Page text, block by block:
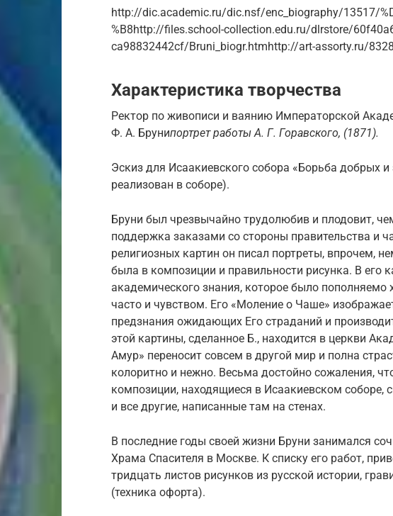
http://dic.academic.ru/dic.nsf/enc_biography/13517/
%B8http://files.school-collection.edu.ru/dlrstore/
ca98832442cf/Bruni_biogr.htmhttp://art-assorty.ru/
Характеристика творчества
Ректор по живописи и ваянию Императорской
Ф. А. Брунипортрет работы А. Г. Горавского, (1871).
Эскиз для Исаакиевского собора «Борьба добрых
реализован в соборе).
Бруни был чрезвычайно трудолюбив и плодовит,
поддержка заказами со стороны правительства и
религиозных картин он писал портреты, впрочем,
была в композиции и правильности рисунка. В его
академического знания, которое было
часто и чувством. Его «Моление о Чаше»
предзнания ожидающих Его страданий и
этой картины, сделанное Б., находится в церкви
Амур» переносит совсем в другой мир и полна
колоритно и нежно. Весьма достойно сожаления,
композиции, находящиеся в Исаакиевском соборе,
и все другие, написанные там на стенах.
В последние годы своей жизни Бруни занимался
Храма Спасителя в Москве. К списку его работ,
тридцать листов рисунков из русской истории,
(техника офорта).